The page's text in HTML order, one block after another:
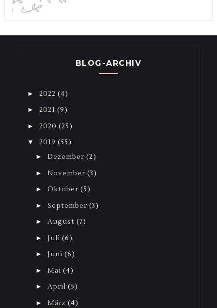
BLOG-ARCHIV
►2022(4)
►2021(9)
►2020(25)
▼2019(55)
►Dezember(2)
► November(3)
►Oktober(5)
►September(3)
►August(7)
►Juli(6)
►Juni(6)
► Mai(4)
►April(5)
► März(4)